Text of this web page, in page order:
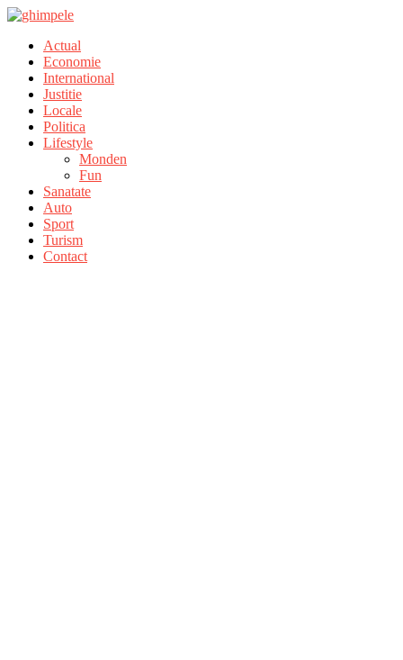
Actual
Economie
International
Justitie
Locale
Politica
Lifestyle
Monden
Fun
Sanatate
Auto
Sport
Turism
Contact